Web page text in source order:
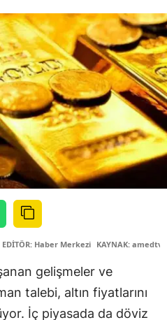
EDİTÖR: Haber Merkezi KAYNAK:
gelişmeler ve
talebi, altın fiyatlarını
İç piyasada da döviz